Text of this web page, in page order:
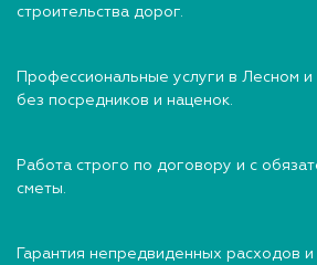
строительства дорог.
Профессиональные услуги в Лесном
без посредников и наценок.
Работа строго по договору и с
сметы.
Гарантия непредвиденных расходов